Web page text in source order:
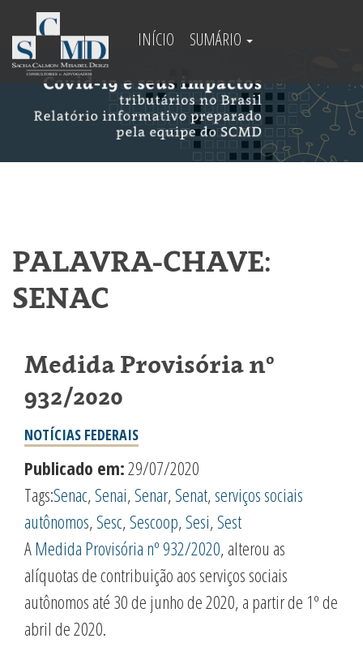
INÍCIO SUMÁRIO
PALAVRA-CHAVE:
SENAC
Medida Provisória nº
932/2020
NOTÍCIAS FEDERAIS
Publicado em:29/07/2020
Tags:Senac, Senai, Senar, Senat,serviços sociais
autônomos, Sesc, Sescoop, Sesi, Sest
AMedida Provisória nº 932/2020, alterou as
alíquotas de contribuição aos serviços sociais
autônomos até 30 de junho de 2020, a partir de 1º de
abril de 2020.